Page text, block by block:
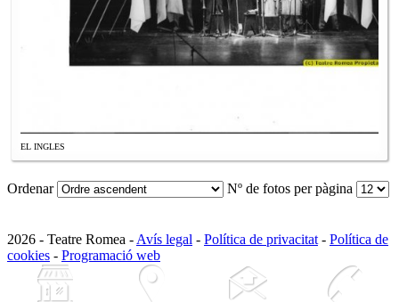
EL INGLES
Ordenar Nº de fotos per pàgina
2026 - Teatre Romea - Avís legal - Política de privacitat - Política de
cookies - Programació web